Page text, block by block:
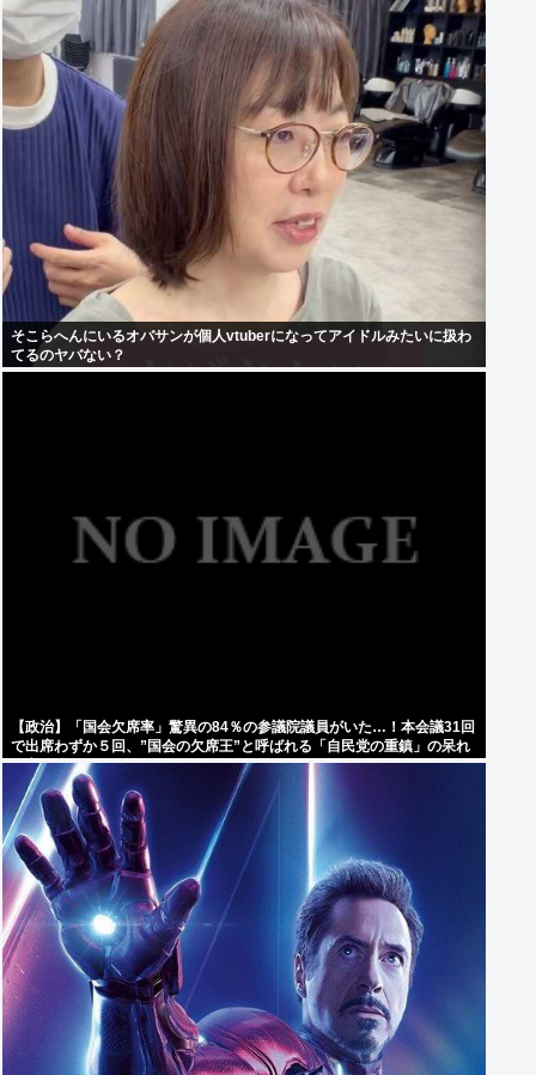
そこらへんにいるオバサンが個人vtuberになってアイドルみたいに扱わ
てるのヤバない？
【政治】「国会欠席率」驚異の84％の参議院議員がいた…！本会議31回
で出席わずか５回、”国会の欠席王”と呼ばれる「自民党の重鎮」の呆れ
た言い分 [8/10]